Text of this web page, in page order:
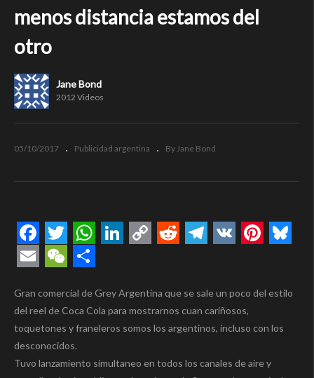
menos distancia estamos del
otro
Jane Bond
2012 Videos
05/10/2017 Publicidad argentina By Jane Bond
Facebook
TwitterWhatsApp
Gran comercial de Grey Argentina que se sale un poco del estilo
del reel de Coca Cola para mostrarnos cuan cariñosos,
toquetones y franeleros somos los argentinos, incluso con los
desconocidos.
Tuvo lanzamiento simultaneo en todos los canales de aire y